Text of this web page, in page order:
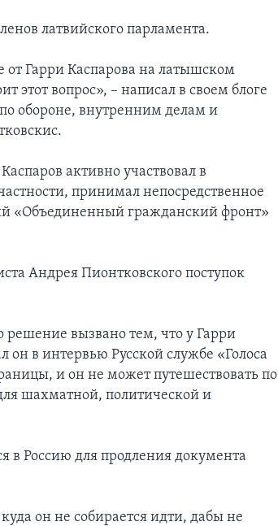
латвийского парламента.
от Гарри Каспарова на латышском
этот вопрос», – написал в своем блоге
обороне, внутренним делам и
активно участвовал в
принимал непосредственное
«Объединенный гражданский фронт»
Андрея Пионтковского поступок
вызвано тем, что у Гарри
он в интервью Русской службе «Голоса
и он не может путешествовать по
шахматной, политической и
в Россию для продления документа
он не собирается идти, дабы не